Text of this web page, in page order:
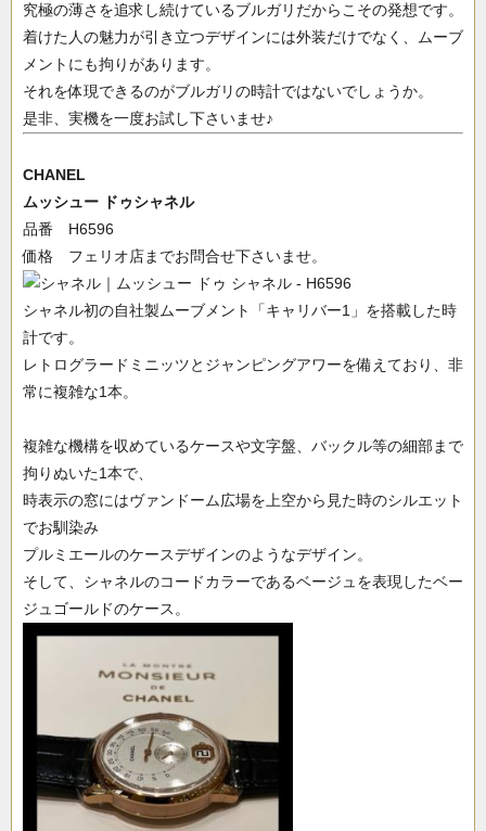
究極の薄さを追求し続けているブルガリだからこその発想です。
着けた人の魅力が引き立つデザインには外装だけでなく、ムーブ
メントにも拘りがあります。
それを体現できるのがブルガリの時計ではないでしょうか。
是非、実機を一度お試し下さいませ♪
CHANEL
ムッシュー ドゥシャネル
品番 H6596
価格 フェリオ店までお問合せ下さいませ。
シャネル初の自社製ムーブメント「キャリバー1」を搭載した時
計です。
レトログラードミニッツとジャンピングアワーを備えており、非
常に複雑な1本。
複雑な機構を収めているケースや文字盤、バックル等の細部まで
拘りぬいた1本で、
時表示の窓にはヴァンドーム広場を上空から見た時のシルエット
でお馴染み
プルミエールのケースデザインのようなデザイン。
そして、シャネルのコードカラーであるベージュを表現したベー
ジュゴールドのケース。